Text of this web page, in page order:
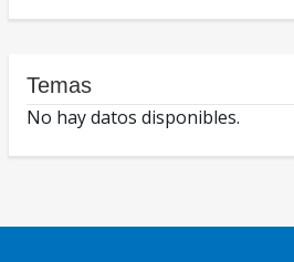
Temas
No hay datos disponibles.